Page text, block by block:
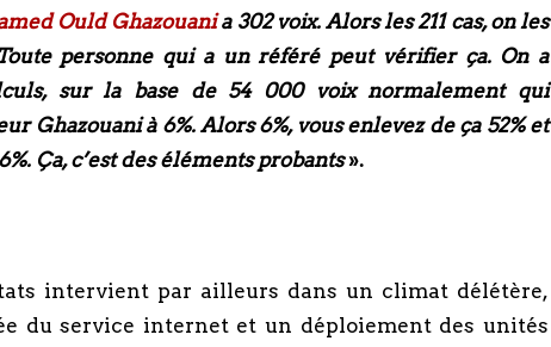
Ould Ghazouania 302 voix. Alors les 211 cas, on les
personne qui a un référé peut vérifier ça. On a
sur la base de 54
000 voix normalement qui
Ghazouani à 6%. Alors 6%, vous enlevez de ça 52% et
Ça, c’est des éléments probants».
intervient par ailleurs dans un climat délétère,
du service internet et un déploiement des unités